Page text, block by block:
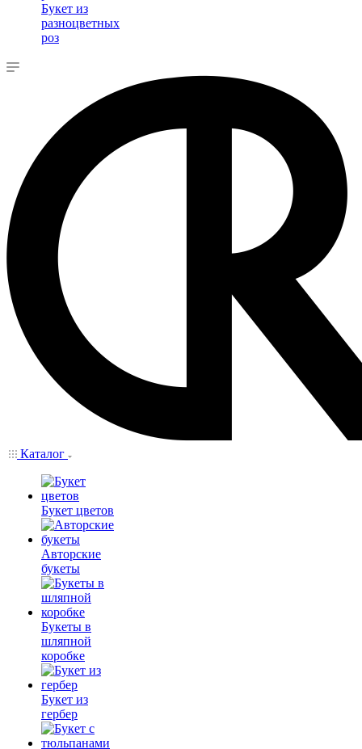
Букет из
разноцветных
роз
Каталог
Букет цветов
Авторские
букеты
Букеты в
шляпной
коробке
Букет из
гербер